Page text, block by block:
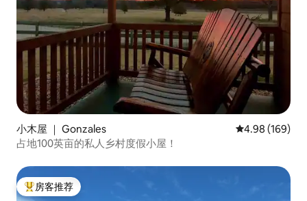
小木屋 ｜ Gonzales 平均评分 4.98
4.98 (169)
占地100英亩的私人乡村度假小屋！
热门「房客推荐」
房客推荐